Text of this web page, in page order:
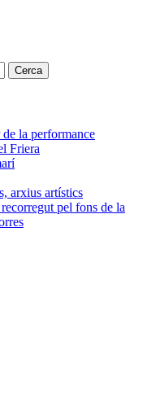
la performance
Friera
arxius artístics
pel fons de la